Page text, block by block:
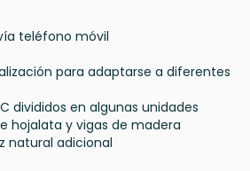
teléfono móvil
para adaptarse a diferentes
divididos en algunas unidades
hojalata y vigas de madera
natural adicional